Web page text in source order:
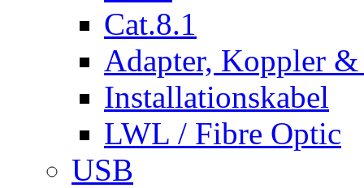
Cat.8.1
Adapter, Koppler &
Installationskabel
LWL / Fibre Optic
USB